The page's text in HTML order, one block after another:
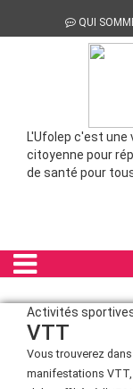
QUI
L'Ufolep c'est
citoyenne pour
de santé pour
Activités
VTT
Vous trouverez
manifestations